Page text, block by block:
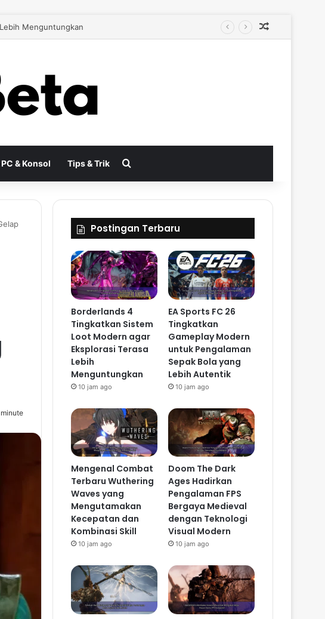
Bola yang Lebih Autentik
& Konsol Tips & Trik
Postingan Terbaru
Borderlands 4
Tingkatkan Sistem
Loot Modern agar
Eksplorasi Terasa
Lebih
Menguntungkan
10 jam ago
EA Sports FC 26
Tingkatkan
Gameplay Modern
untuk Pengalaman
Sepak Bola yang
Lebih Autentik
10 jam ago
Mengenal Combat
Terbaru Wuthering
Waves yang
Mengutamakan
Kecepatan dan
Kombinasi Skill
10 jam ago
Doom The Dark
Ages Hadirkan
Pengalaman FPS
Bergaya Medieval
dengan Teknologi
Visual Modern
10 jam ago